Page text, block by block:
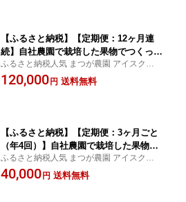
【ふるさと納税】【定期便：12ヶ月連
続】自社農園で栽培した果物でつくった
旬なアイスを毎月お届け（味はお任せ：
12個×12ヶ月：144個） 果物 フルーツ
ふるさと納税人気 まつが農園 アイスクリー
ムギフト アイスクリーム 神奈川県 南足柄
市 まつが農園で栽培した果物や足柄平野の
120,000 円 送料無料
【ふるさと納税】【定期便：3ヶ月ごと
（年4回）】自社農園で栽培した果物で
つくった旬なアイスを毎月お届け（味は
お任せ：12個×4回：48個） 果物 フルー
ふるさと納税人気 まつが農園 アイスクリー
ムギフト アイスクリーム 神奈川県 南足柄
市 まつが農園で栽培した果物や足柄平野の
40,000 円 送料無料